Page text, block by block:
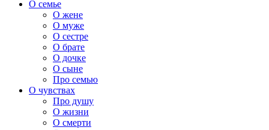
О семье
О жене
О муже
О сестре
О брате
О дочке
О сыне
Про семью
О чувствах
Про душу
О жизни
О смерти